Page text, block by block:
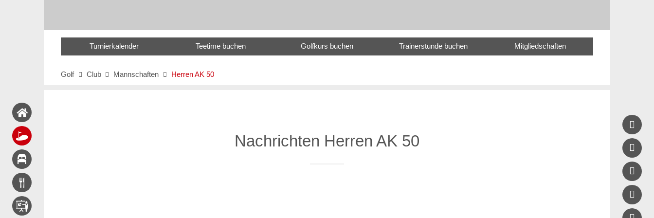
Turnierkalender Teetime buchen Golfkurs buchen Trainerstunde buchen Mitgliedschaften
Golf  Club  Mannschaften  Herren AK 50
Nachrichten Herren AK 50



